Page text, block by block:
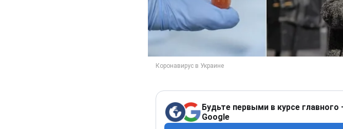
Будьте первыми в курсе
Google